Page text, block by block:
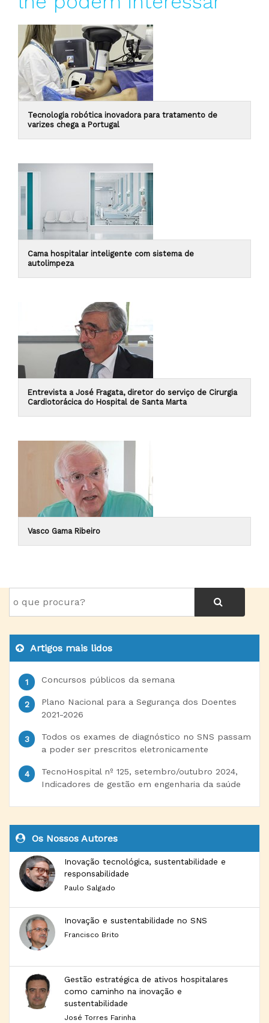
Tecnologia robótica inovadora para tratamento de
varizes chega a Portugal
Cama hospitalar inteligente com sistema de
autolimpeza
Entrevista a José Fragata, diretor do serviço de Cirurgia
Cardiotorácica do Hospital de Santa Marta
Vasco Gama Ribeiro
Artigos mais lidos
Concursos públicos da semana
Plano Nacional para a Segurança dos Doentes
2021-2026
Todos os exames de diagnóstico no SNS passam
a poder ser prescritos eletronicamente
TecnoHospital nº 125, setembro/outubro 2024,
Indicadores de gestão em engenharia da saúde
Os Nossos Autores
Inovação tecnológica, sustentabilidade e
responsabilidade
Paulo Salgado
Inovação e sustentabilidade no SNS
Francisco Brito
Gestão estratégica de ativos hospitalares
como caminho na inovação e
sustentabilidade
José Torres Farinha